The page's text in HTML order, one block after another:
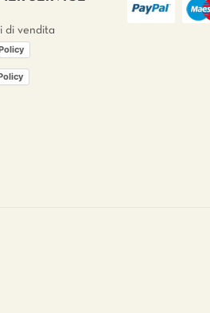
di vendita